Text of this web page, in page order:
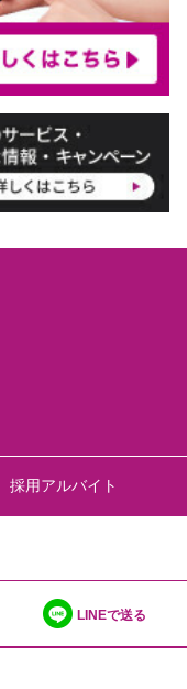
採用アルバイト
LINEで送る